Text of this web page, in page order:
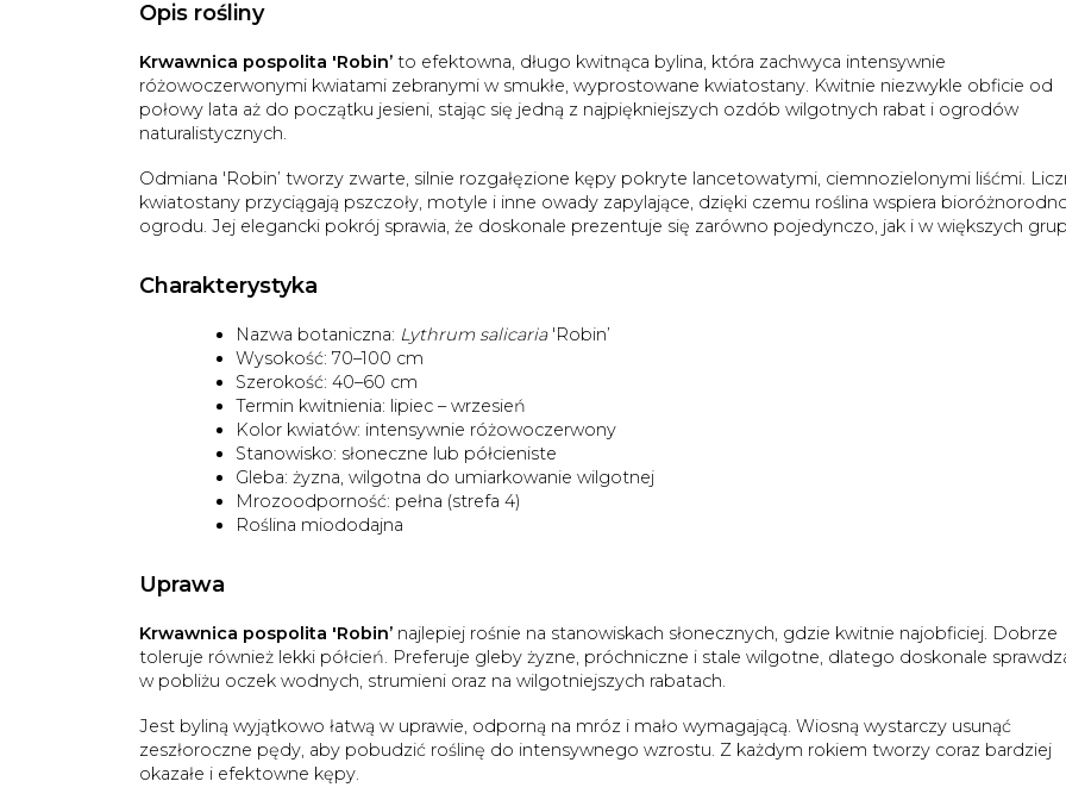
Opis rośliny
Krwawnica pospolita 'Robin’ to efektowna, długo kwitnąca bylina, która zachwyca intensywnie
różowoczerwonymi kwiatami zebranymi w smukłe, wyprostowane kwiatostany. Kwitnie niezwykle obficie od
połowy lata aż do początku jesieni, stając się jedną z najpiękniejszych ozdób wilgotnych rabat i ogrodów
naturalistycznych.
Odmiana 'Robin’ tworzy zwarte, silnie rozgałęzione kępy pokryte lancetowatymi, ciemnozielonymi liśćmi.
kwiatostany przyciągają pszczoły, motyle i inne owady zapylające, dzięki czemu roślina wspiera
ogrodu. Jej elegancki pokrój sprawia, że doskonale prezentuje się zarówno pojedynczo, jak i w większych
Charakterystyka
Nazwa botaniczna: Lythrum salicaria'Robin’
Wysokość: 70–100 cm
Szerokość: 40–60 cm
Termin kwitnienia: lipiec – wrzesień
Kolor kwiatów: intensywnie różowoczerwony
Stanowisko: słoneczne lub półcieniste
Gleba: żyzna, wilgotna do umiarkowanie wilgotnej
Mrozoodporność: pełna (strefa 4)
Roślina miododajna
Uprawa
Krwawnica pospolita 'Robin’ najlepiej rośnie na stanowiskach słonecznych, gdzie kwitnie najobficiej. Dobrze
toleruje również lekki półcień. Preferuje gleby żyzne, próchniczne i stale wilgotne, dlatego doskonale
w pobliżu oczek wodnych, strumieni oraz na wilgotniejszych rabatach.
Jest byliną wyjątkowo łatwą w uprawie, odporną na mróz i mało wymagającą. Wiosną wystarczy usunąć
zeszłoroczne pędy, aby pobudzić roślinę do intensywnego wzrostu. Z każdym rokiem tworzy coraz bardziej
okazałe i efektowne kępy.